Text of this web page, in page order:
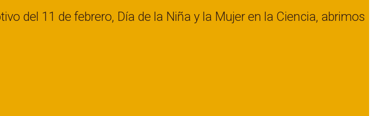
del 11 de febrero, Día de la Niña y la Mujer en la Ciencia, abrimos